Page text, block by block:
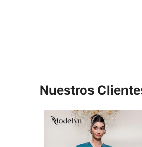
Nuestros